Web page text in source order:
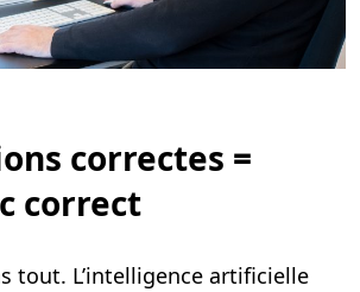
correctes =
correct
tout. L’intelligence artificielle